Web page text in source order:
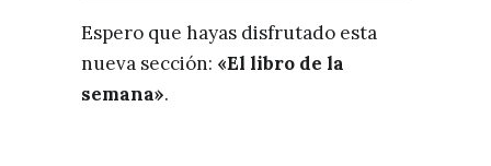
Espero que hayas disfrutado esta
nueva sección: «El libro de la
semana».